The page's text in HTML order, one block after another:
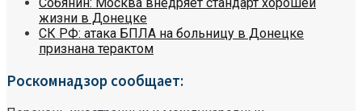
жизни в Донецке
СК РФ: атака БПЛА на больницу в Донецке
признана терактом
Роскомнадзор сообщает: